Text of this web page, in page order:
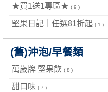
★買1送1專區★ ( 9 )
堅果日記｜任選81折起 ( 1 )
(舊)沖泡/早餐類
萬歲牌 堅果飲 ( 8 )
甜口味 ( 7 )